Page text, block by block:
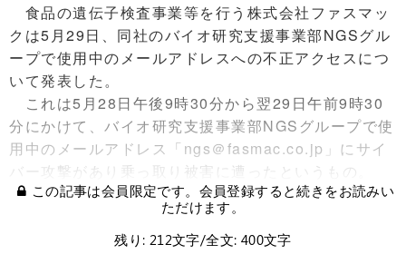
食品の遺伝子検査事業等を行う株式会社ファスマッ
クは5月29日、同社のバイオ研究支援事業部NGSグル
ープで使用中のメールアドレスへの不正アクセスにつ
いて発表した。
これは5月28日午後9時30分から翌29日午前9時30
分にかけて、バイオ研究支援事業部NGSグループで使
用中のメールアドレス「ngs＠fasmac.co.jp」にサイ
バー攻撃があり乗っ取り被害に遭ったというもの。
この記事は会員限定です。会員登録すると続きをお読みい
ただけます。
残り: 212文字/全文: 400文字